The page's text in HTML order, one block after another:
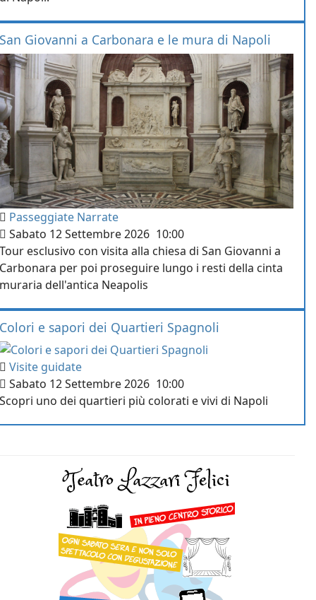
San Giovanni a Carbonara e le mura di Napoli
Passeggiate Narrate
Sabato 12 Settembre 2026 10:00
Tour esclusivo con visita alla chiesa di San Giovanni a
Carbonara per poi proseguire lungo i resti della cinta
muraria dell'antica Neapolis
Colori e sapori dei Quartieri Spagnoli
Visite guidate
Sabato 12 Settembre 2026 10:00
Scopri uno dei quartieri più colorati e vivi di Napoli